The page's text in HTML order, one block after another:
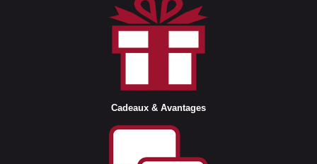
Cadeaux & Avantages